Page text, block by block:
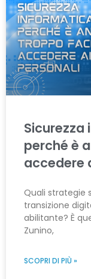
perché è
accedere
Quali strategie
transizione
abilitante? È
Zunino,
SCOPRI DI PIÙ »